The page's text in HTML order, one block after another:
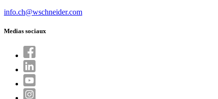
info.ch@wschneider.com
Medias sociaux